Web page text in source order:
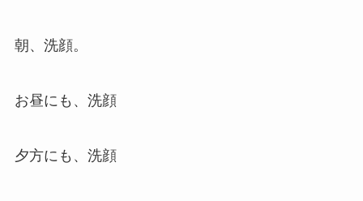
朝、洗顔。
お昼にも、洗顔
夕方にも、洗顔